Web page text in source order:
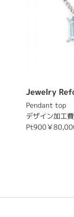
Jewelry
Pendant top
デザイン加工費
Pt900￥